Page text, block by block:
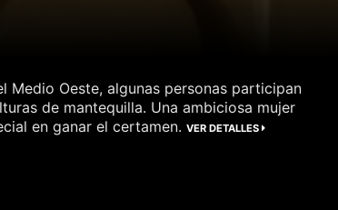
Medio Oeste, algunas personas participan
de mantequilla. Una ambiciosa mujer
en ganar el certamen.VER DETALLES